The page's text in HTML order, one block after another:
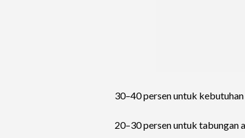
30–40 persen untuk
20–30 persen untuk tabungan